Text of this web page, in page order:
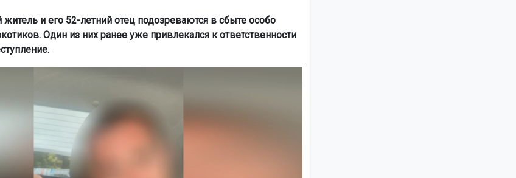
и его 52-летний отец подозреваются в сбыте особо
Один из них ранее уже привлекался к ответственности